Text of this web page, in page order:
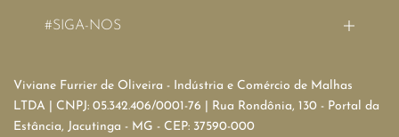
#SIGA-NOS
Viviane Furrier de Oliveira - Indústria e Comércio de Malhas
LTDA | CNPJ: 05.342.406/0001-76 | Rua Rondônia, 130 - Portal da
Estância, Jacutinga - MG - CEP: 37590-000